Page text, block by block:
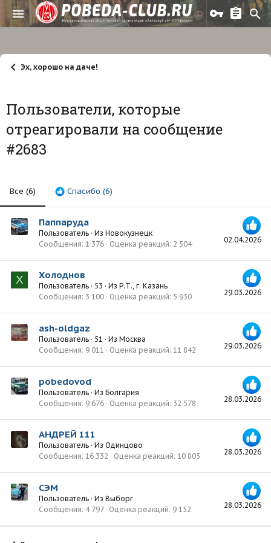
Эх, хорошо на даче!
Пользователи, которые
отреагировали на сообщение
#2683
Все (6) Спасибо (6)
02.04.2026
Паппаруда
Пользователь · Из Новокузнецк
Сообщения 1 376 Оценка реакций 2 504
Х
29.03.2026
Холоднов
Пользователь · 53 · Из Р.Т., г. Казань
Сообщения 3 100 Оценка реакций 5 930
29.03.2026
ash-oldgaz
Пользователь · 51 · Из Москва
Сообщения 9 011 Оценка реакций 11 842
28.03.2026
pobedovod
Пользователь · Из Болгария
Сообщения 9 676 Оценка реакций 32 578
28.03.2026
АНДРЕЙ 111
Пользователь · Из Одинцово
Сообщения 16 332 Оценка реакций 10 803
28.03.2026
СЭМ
Пользователь · Из Выборг
Сообщения 4 797 Оценка реакций 9 152